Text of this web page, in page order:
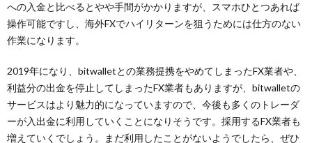
への入金と比べるとやや手間がかかりますが、スマホひとつあれば
操作可能ですし、海外FXでハイリターンを狙うためには仕方のない
作業になります。
2019年になり、bitwalletとの業務提携をやめてしまったFX業者や、
利益分の出金を停止してしまったFX業者もありますが、bitwalletの
サービスはより魅力的になっていますので、今後も多くのトレーダ
ーが入出金に利用していくことになりそうです。採用するFX業者も
増えていくでしょう。まだ利用したことがないようでしたら、ぜひ